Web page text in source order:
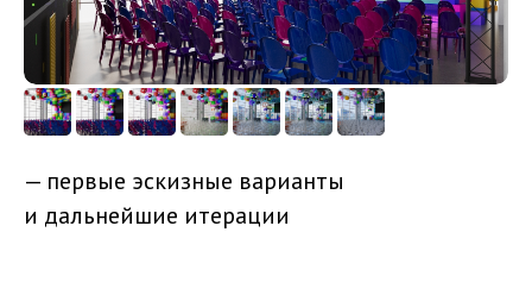
— первые эскизные варианты
и дальнейшие итерации